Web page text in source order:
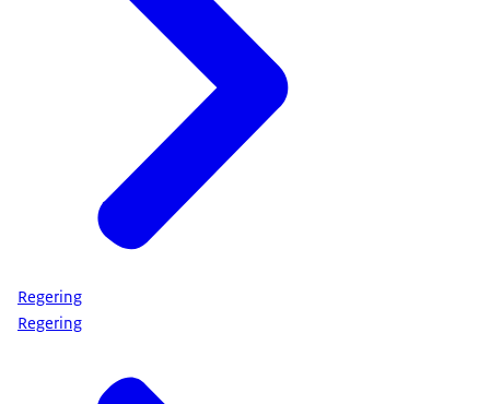
Regering
Regering